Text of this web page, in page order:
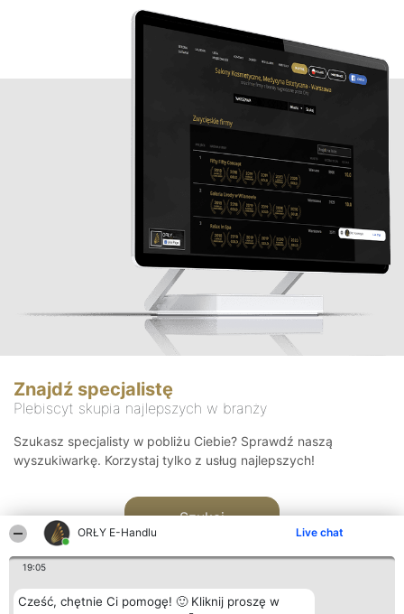
ORŁY E-Handlu Live chat
19:05
Cześć, chętnie Ci pomogę! 🙂 Kliknij proszę w
Znajdź specjalistę
Plebiscyt skupia najlepszych w branży
Szukasz specjalisty w pobliżu Ciebie? Sprawdź naszą
wyszukiwarkę. Korzystaj tylko z usług najlepszych!
Szukaj